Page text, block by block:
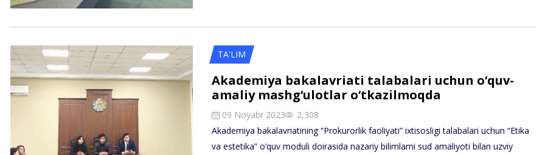
TA'LIM
Akademiya bakalavriati talabalari uchun o‘quv-
amaliy mashg‘ulotlar o‘tkazilmoqda
09 Noyabr 2023
2,308
Akademiya bakalavriatining “Prokurorlik faoliyati” ixtisosligi talabalari uchun “Etika
va estetika” o‘quv moduli doirasida nazariy bilimlarni sud amaliyoti bilan uzviy